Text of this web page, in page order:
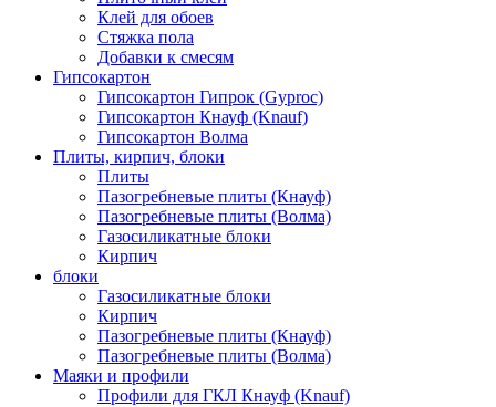
Клей для обоев
Стяжка пола
Добавки к смесям
Гипсокартон
Гипсокартон Гипрок (Gyproc)
Гипсокартон Кнауф (Knauf)
Гипсокартон Волма
Плиты, кирпич, блоки
Плиты
Пазогребневые плиты (Кнауф)
Пазогребневые плиты (Волма)
Газосиликатные блоки
Кирпич
блоки
Газосиликатные блоки
Кирпич
Пазогребневые плиты (Кнауф)
Пазогребневые плиты (Волма)
Маяки и профили
Профили для ГКЛ Кнауф (Knauf)